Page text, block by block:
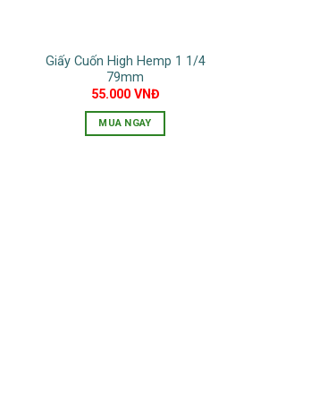
Giấy Cuốn High Hemp 1 1/4
79mm
55.000 VNĐ
MUA NGAY